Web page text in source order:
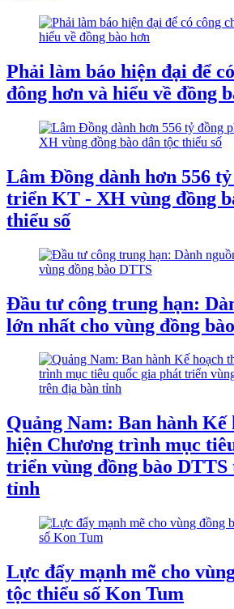
Phải làm báo hiện đại để
đông hơn và hiểu về đồng
Lâm Đồng dành hơn 556
triển KT - XH vùng đồng
thiểu số
Đầu tư công trung hạn:
lớn nhất cho vùng đồng
Quảng Nam: Ban hành Kế
hiện Chương trình mục
triển vùng đồng bào
tỉnh
Lực đẩy mạnh mẽ cho
tộc thiểu số Kon Tum